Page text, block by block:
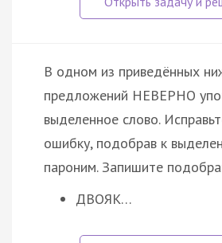
В одном из приведённых
предложений НЕВЕРНО
выделенное слово.
ошибку, подобрав к
пароним. Запишите
ДВОЯК…